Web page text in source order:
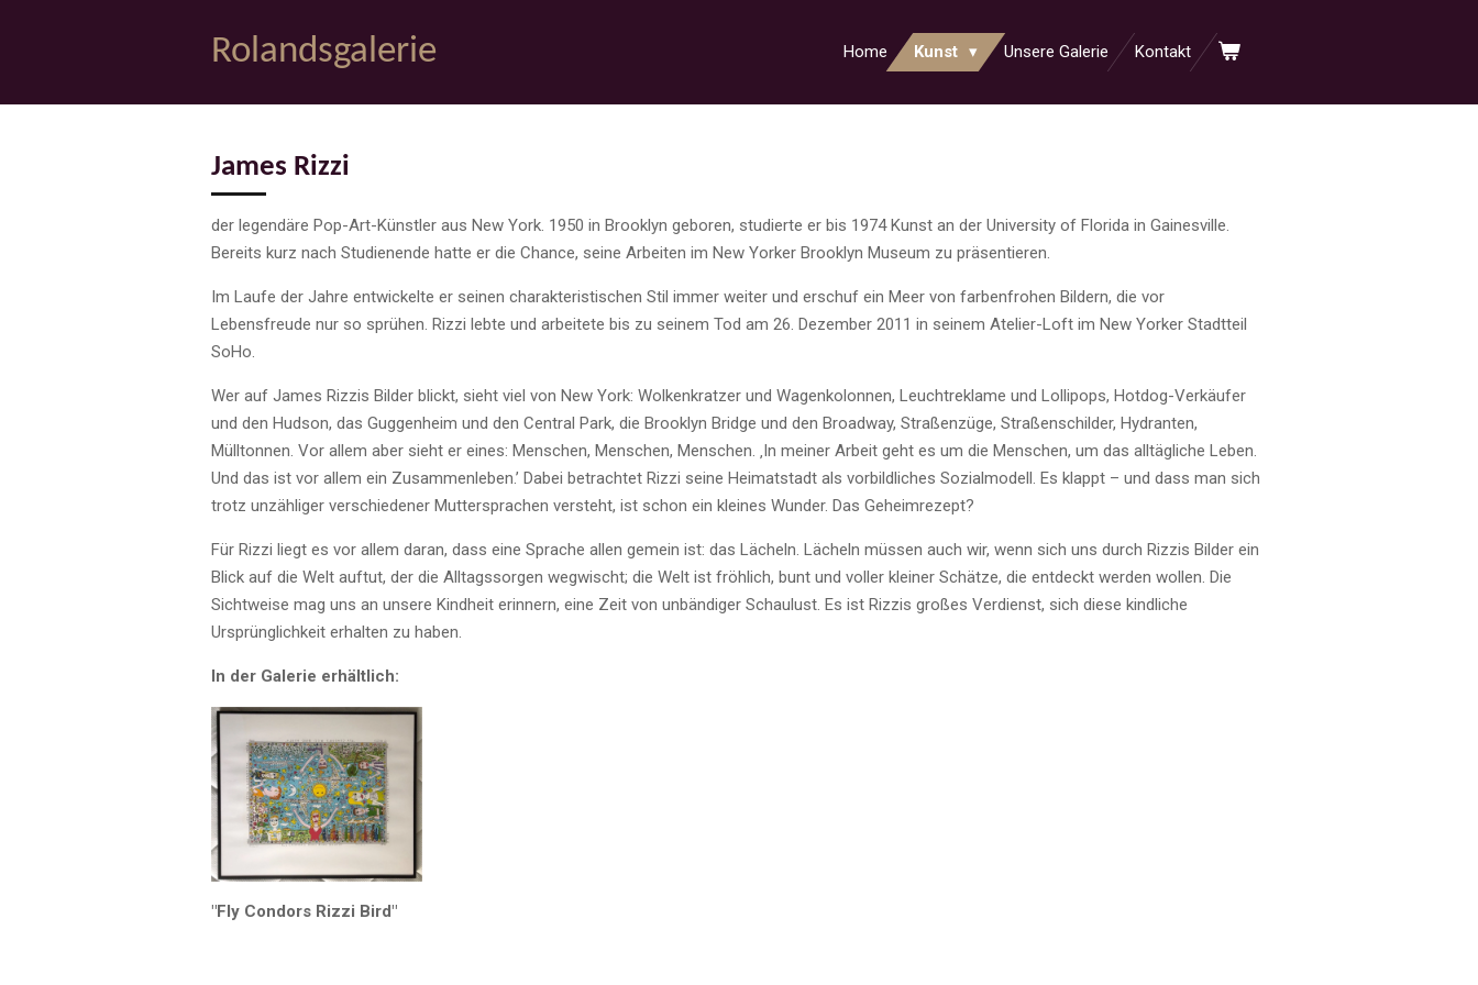
Rolandsgalerie Home Kunst Unsere Galerie Kontakt
James Rizzi
der legendäre Pop-Art-Künstler aus New York. 1950 in Brooklyn geboren, studierte er bis 1974 Kunst an der University of Florida in Gainesville.
Bereits kurz nach Studienende hatte er die Chance, seine Arbeiten im New Yorker Brooklyn Museum zu präsentieren.
Im Laufe der Jahre entwickelte er seinen charakteristischen Stil immer weiter und erschuf ein Meer von farbenfrohen Bildern, die vor
Lebensfreude nur so sprühen. Rizzi lebte und arbeitete bis zu seinem Tod am 26. Dezember 2011 in seinem Atelier-Loft im New Yorker Stadtteil
SoHo.
Wer auf James Rizzis Bilder blickt, sieht viel von New York: Wolkenkratzer und Wagenkolonnen, Leuchtreklame und Lollipops, Hotdog-Verkäufer
und den Hudson, das Guggenheim und den Central Park, die Brooklyn Bridge und den Broadway, Straßenzüge, Straßenschilder, Hydranten,
Mülltonnen. Vor allem aber sieht er eines: Menschen, Menschen, Menschen. ‚In meiner Arbeit geht es um die Menschen, um das alltägliche Leben.
Und das ist vor allem ein Zusammenleben.’ Dabei betrachtet Rizzi seine Heimatstadt als vorbildliches Sozialmodell. Es klappt – und dass man sich
trotz unzähliger verschiedener Muttersprachen versteht, ist schon ein kleines Wunder. Das Geheimrezept?
Für Rizzi liegt es vor allem daran, dass eine Sprache allen gemein ist: das Lächeln. Lächeln müssen auch wir, wenn sich uns durch Rizzis Bilder ein
Blick auf die Welt auftut, der die Alltagssorgen wegwischt; die Welt ist fröhlich, bunt und voller kleiner Schätze, die entdeckt werden wollen. Die
Sichtweise mag uns an unsere Kindheit erinnern, eine Zeit von unbändiger Schaulust. Es ist Rizzis großes Verdienst, sich diese kindliche
Ursprünglichkeit erhalten zu haben.
In der Galerie erhältlich:
"Fly Condors Rizzi Bird"